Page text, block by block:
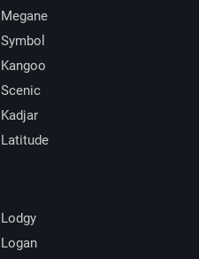
Megane
Symbol
Kangoo
Scenic
Kadjar
Latitude
Lodgy
Logan